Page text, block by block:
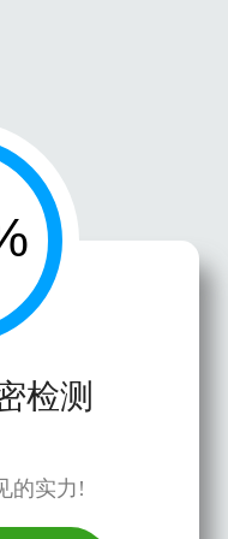
检测
的实力!